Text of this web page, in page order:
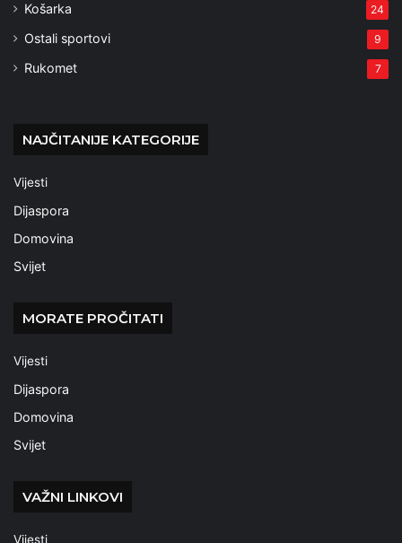
Košarka 24
Ostali sportovi 9
Rukomet 7
NAJČITANIJE KATEGORIJE
Vijesti
Dijaspora
Domovina
Svijet
MORATE PROČITATI
Vijesti
Dijaspora
Domovina
Svijet
VAŽNI LINKOVI
Vijesti